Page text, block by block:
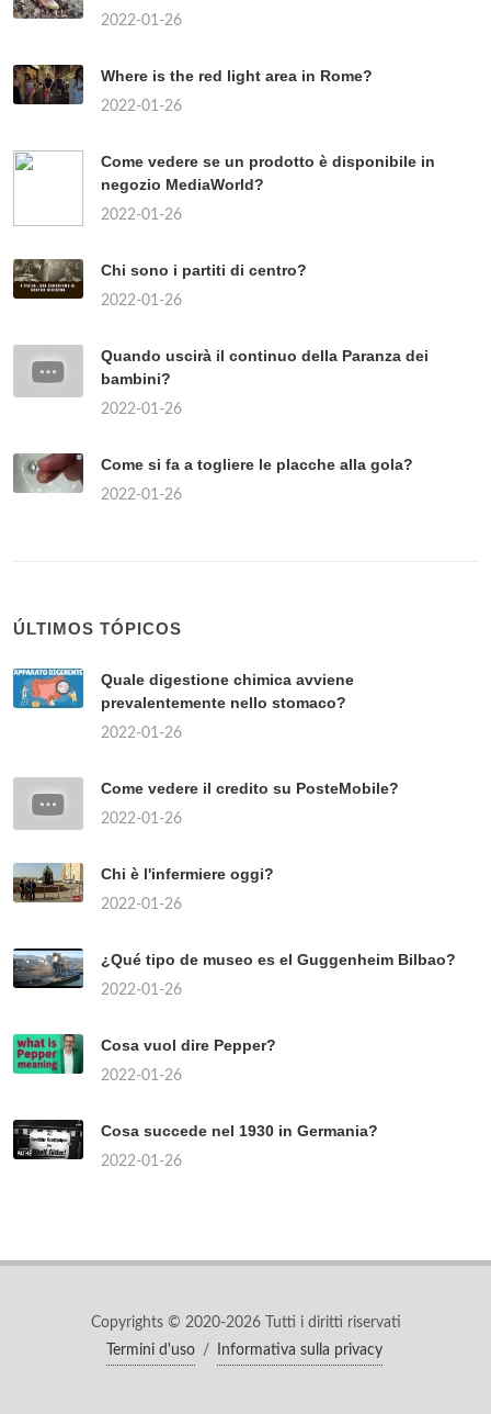
2022-01-26
Where is the red light area in Rome?
2022-01-26
Come vedere se un prodotto è disponibile in
negozio MediaWorld?
2022-01-26
Chi sono i partiti di centro?
2022-01-26
Quando uscirà il continuo della Paranza dei
bambini?
2022-01-26
Come si fa a togliere le placche alla gola?
2022-01-26
ÚLTIMOS TÓPICOS
Quale digestione chimica avviene
prevalentemente nello stomaco?
2022-01-26
Come vedere il credito su PosteMobile?
2022-01-26
Chi è l'infermiere oggi?
2022-01-26
¿Qué tipo de museo es el Guggenheim Bilbao?
2022-01-26
Cosa vuol dire Pepper?
2022-01-26
Cosa succede nel 1930 in Germania?
2022-01-26
Copyrights © 2020-2026 Tutti i diritti riservati
Termini d'uso
/ Informativa sulla privacy